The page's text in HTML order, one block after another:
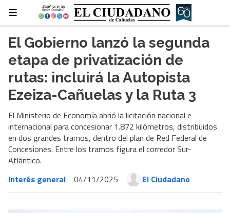
El Gobierno lanzó la segunda
etapa de privatización de
rutas: incluirá la Autopista
Ezeiza-Cañuelas y la Ruta 3
El Ministerio de Economía abrió la licitación nacional e
internacional para concesionar 1.872 kilómetros, distribuidos
en dos grandes tramos, dentro del plan de Red Federal de
Concesiones. Entre los tramos figura el corredor Sur-
Atlántico.
Interés general
04/11/2025 El Ciudadano